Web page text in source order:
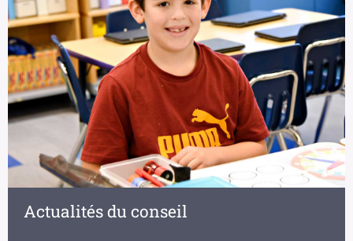
matière de santé mentale et de réussite scolaire.
Actualités du conseil